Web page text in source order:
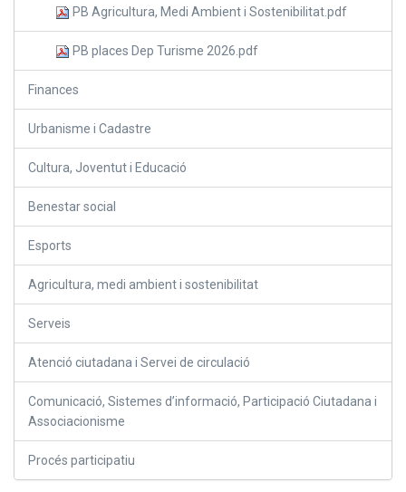
PB Agricultura, Medi Ambient i Sostenibilitat.pdf
PB places Dep Turisme 2026.pdf
Finances
Urbanisme i Cadastre
Cultura, Joventut i Educació
Benestar social
Esports
Agricultura, medi ambient i sostenibilitat
Serveis
Atenció ciutadana i Servei de circulació
Comunicació, Sistemes d’informació, Participació Ciutadana i
Associacionisme
Procés participatiu